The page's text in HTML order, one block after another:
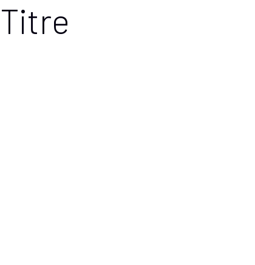
Titre